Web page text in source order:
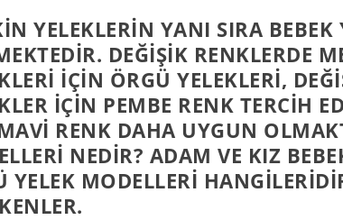
YELEKLERIN YANI SIRA
DEĞIŞIK RENKLERDE
IÇIN ÖRGÜ YELEKLERI,
IÇIN PEMBE RENK TERCIH
RENK DAHA UYGUN
NEDIR? ADAM VE KIZ
YELEK MODELLERI